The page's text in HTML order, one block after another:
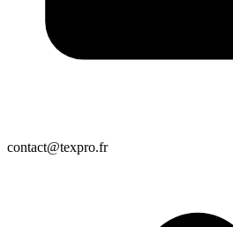
contact@texpro.fr